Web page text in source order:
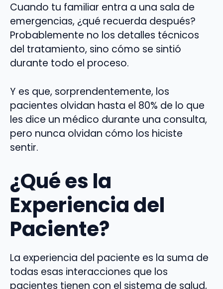
Cuando tu familiar entra a una sala de
emergencias, ¿qué recuerda después?
Probablemente no los detalles técnicos
del tratamiento, sino cómo se sintió
durante todo el proceso.
Y es que, sorprendentemente, los
pacientes olvidan hasta el 80% de lo que
les dice un médico durante una consulta,
pero nunca olvidan cómo los hiciste
sentir.
¿Qué es la
Experiencia del
Paciente?
La experiencia del paciente es la suma de
todas esas interacciones que los
pacientes tienen con el sistema de salud,